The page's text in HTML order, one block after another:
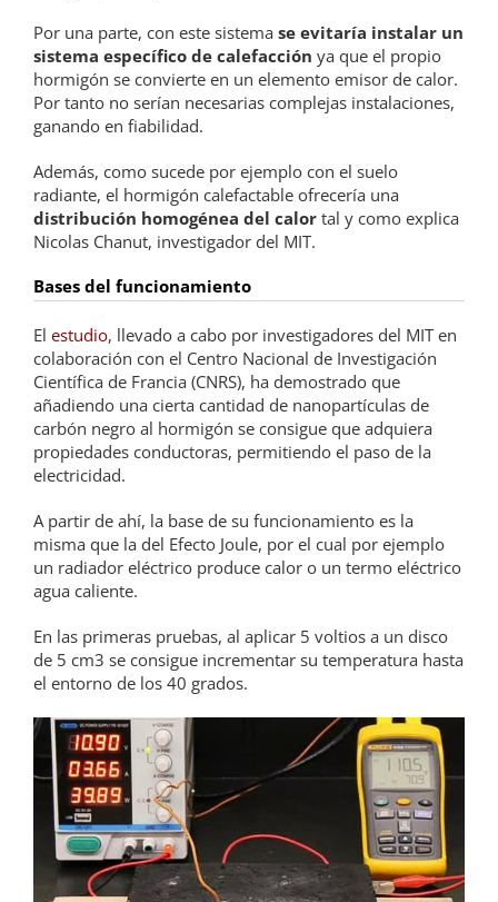
Por una parte, con este sistema se evitaría instalar un
sistema específico de calefacción ya que el propio
hormigón se convierte en un elemento emisor de calor.
Por tanto no serían necesarias complejas instalaciones,
ganando en fiabilidad.
Además, como sucede por ejemplo con el suelo
radiante, el hormigón calefactable ofrecería una
distribución homogénea del calortal y como explica
Nicolas Chanut, investigador del MIT.
Bases del funcionamiento
El estudio, llevado a cabo por investigadores del MIT en
colaboración con el Centro Nacional de Investigación
Científica de Francia (CNRS), ha demostrado que
añadiendo una cierta cantidad de nanopartículas de
carbón negro al hormigón se consigue que adquiera
propiedades conductoras, permitiendo el paso de la
electricidad.
A partir de ahí, la base de su funcionamiento es la
misma que la del Efecto Joule, por el cual por ejemplo
un radiador eléctrico produce calor o un termo eléctrico
agua caliente.
En las primeras pruebas, al aplicar 5 voltios a un disco
de 5 cm3 se consigue incrementar su temperatura hasta
el entorno de los 40 grados.